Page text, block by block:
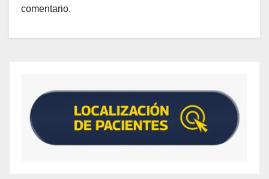
How He Lost Weight with Just 3 Simple Steps!
Can This Extra Strength Formula Accelerate
Scam or Safe Activ Boost ACV Keto Gummies
to Use?
Active Keto + ACV Gummies Review – Does It
Work? Legit Active Keto Gummies with ACV?
comentario.